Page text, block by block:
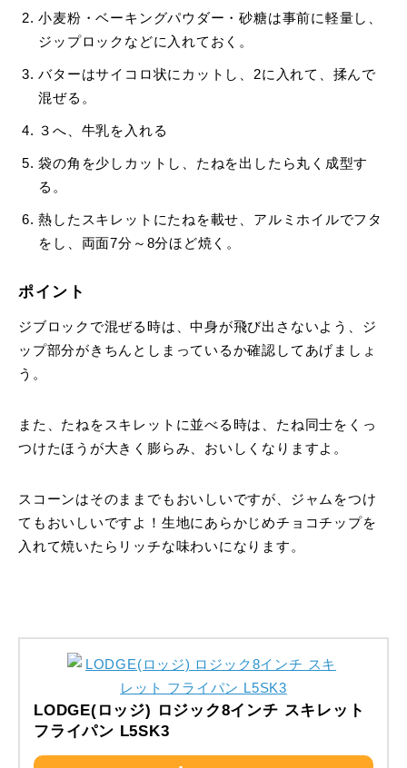
小麦粉・ベーキングパウダー・砂糖は事前に軽量し、
ジップロックなどに入れておく。
バターはサイコロ状にカットし、2に入れて、揉んで
混ぜる。
３へ、牛乳を入れる
袋の角を少しカットし、たねを出したら丸く成型す
る。
熱したスキレットにたねを載せ、アルミホイルでフタ
をし、両面7分～8分ほど焼く。
ポイント
ジブロックで混ぜる時は、中身が飛び出さないよう、ジ
ップ部分がきちんとしまっているか確認してあげましょ
う。
また、たねをスキレットに並べる時は、たね同士をくっ
つけたほうが大きく膨らみ、おいしくなりますよ。
スコーンはそのままでもおいしいですが、ジャムをつけ
てもおいしいですよ！生地にあらかじめチョコチップを
入れて焼いたらリッチな味わいになります。
LODGE(ロッジ) ロジック8インチ スキレット
フライパン L5SK3